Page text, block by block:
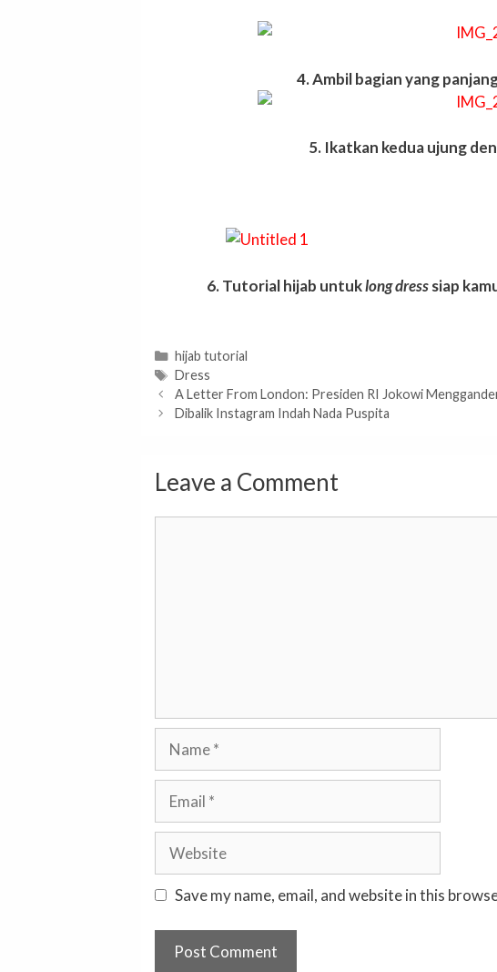
4. Ambil bagian yang
5. Ikatkan kedua ujung
6. Tutorial hijab untuklong dresssiap
Categories
hijab tutorial
Tags
Dress
A Letter From London: Presiden RI Jokowi
Dibalik Instagram Indah Nada Puspita
Leave a Comment
Save my name, email, and website in this